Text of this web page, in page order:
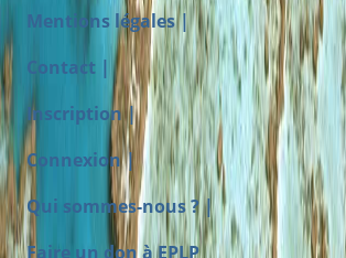
Mentions légales |
Contact |
Inscription |
Connexion |
Qui sommes-nous ? |
Faire un don à EPLP